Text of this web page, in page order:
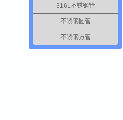
316L不锈钢管
不锈钢圆管
不锈钢方管